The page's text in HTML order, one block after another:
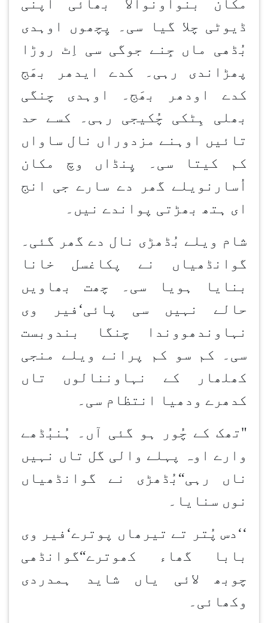
مکان بنواون والا بھائی اپنی
ڈیوٹی چلا گیا سی۔ پِچھوں اوہدی
بُڈھی ماں جِنے جوگی سی اِٹ روڑا
پھڑاندی رہی۔ کدے ایدھر بھَج
کدے اودھر بھَج۔ اوہدی چنگی
بھلی ہِٹکی چُکیجی رہی۔ کسے حد
تائیں اوہنے مزدوراں نال ساواں
کم کیتا سی۔ پِنڈاں وچ مکان
اُسارن ویلے گھر دے سارے جی انج
ای ہتھ بھڑتی پواندے نیں۔
شام ویلے بُڈھڑی نال دے گھر گئی۔
گوانڈھیاں نے پکاغسل خانا
بنایا ہویا سی۔ چھت بھاویں
حالے نہیں سی پائی‘ فیر وی
نہاون دھوون دا چنگا بندوبست
سی۔ کم سو کم پرانے ویلے منجی
کھلھار کے نہاون نالوں تاں
کدھرے ودھیا انتظام سی۔
"تھک کے چُور ہو گئی آں۔ ہُن بُڈھے
وارے اوہ پہلے والی گل تاں نہیں
ناں رہی“ بُڈھڑی نے گوانڈھیاں
نوں سنایا۔
‘‘دس پُتر تے تیرھاں پوترے‘ فیر وی
بابا گھاء کھوترے“گوانڈھی
چوبھ لائی یاں شاید ہمدردی
وکھائی۔